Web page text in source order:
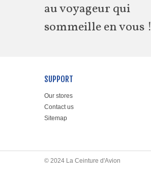
au voyageur qui
sommeille en vous !
SUPPORT
Our stores
Contact us
Sitemap
© 2024 La Ceinture d'Avion